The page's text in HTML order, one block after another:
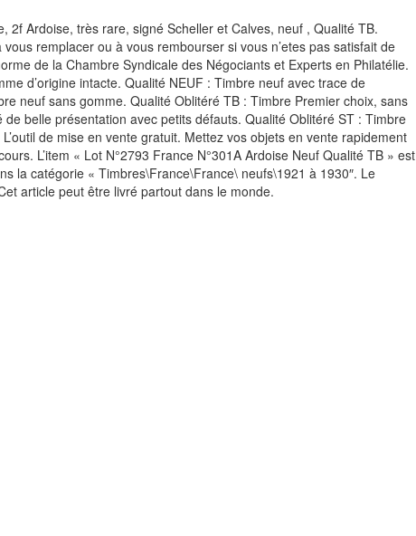
2f Ardoise, très rare, signé Scheller et Calves, neuf , Qualité TB.
remplacer ou à vous rembourser si vous n’etes pas satisfait de
de la Chambre Syndicale des Négociants et Experts en Philatélie.
d’origine intacte. Qualité NEUF : Timbre neuf avec trace de
neuf sans gomme. Qualité Oblitéré TB : Timbre Premier choix, sans
belle présentation avec petits défauts. Qualité Oblitéré ST : Timbre
de mise en vente gratuit. Mettez vos objets en vente rapidement
L’item « Lot N°2793 France N°301A Ardoise Neuf Qualité TB » est
la catégorie « Timbres\France\France\ neufs\1921 à 1930″. Le
article peut être livré partout dans le monde.